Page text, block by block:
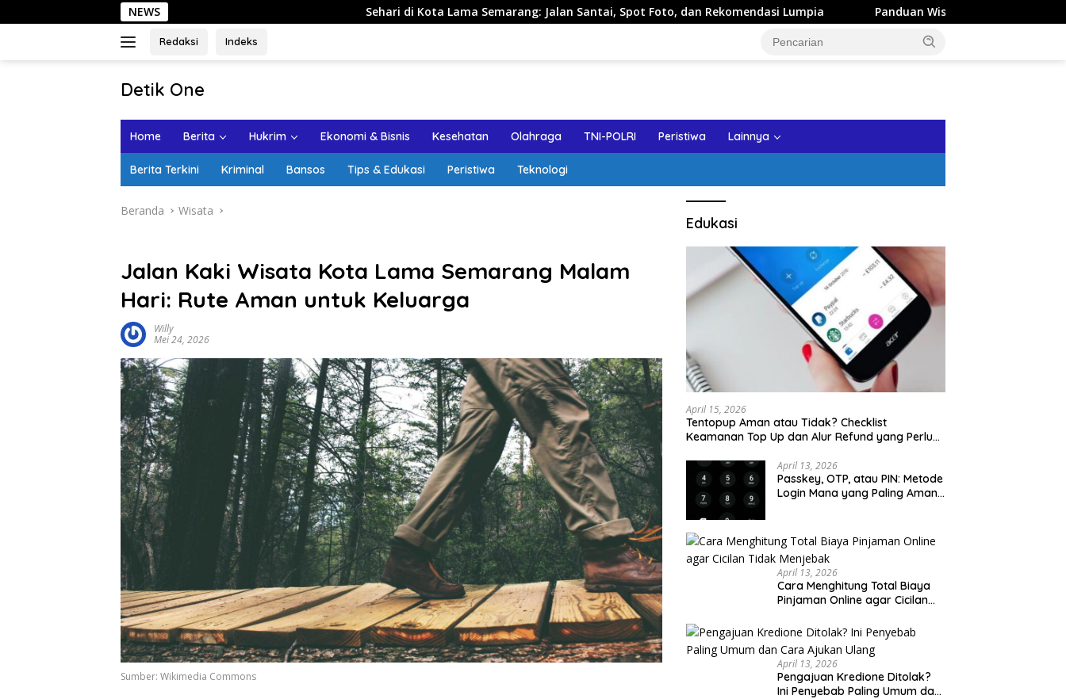
ke
NEWS Sehari di Kota Lama Semarang: Jalan Santai, Spot Foto, dan Rekomendasi Lumpia Panduan Wisata Keluarga ke Kota Batu: Itinerary
Redaksi Indeks
Detik One
Ungkap
Home Berita Hukrim Ekonomi & Bisnis Kesehatan Olahraga TNI-POLRI Peristiwa Lainnya
Berita Terkini Kriminal Bansos Tips & Edukasi Peristiwa Teknologi
Beranda Wisata
Jalan Kaki Wisata Kota Lama Semarang Malam
Hari: Rute Aman untuk Keluarga
Willy
Mei 24, 2026
Sumber: Wikimedia Commons
Edukasi
April 15, 2026
Tentopup Aman atau Tidak? Checklist
Keamanan Top Up dan Alur Refund yang Perlu
April 13, 2026
Passkey, OTP, atau PIN: Metode
Login Mana yang Paling Aman
April 13, 2026
Cara Menghitung Total Biaya
Pinjaman Online agar Cicilan
April 13, 2026
Pengajuan Kredione Ditolak?
Ini Penyebab Paling Umum dan